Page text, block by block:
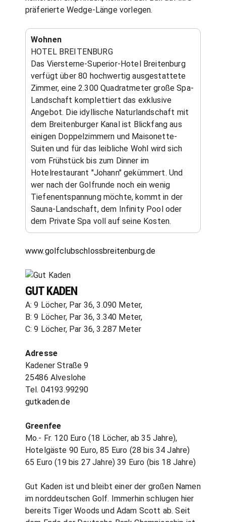
präferierte Wedge-Länge vorlegen.
Wohnen
HOTEL BREITENBURG
Das Viersterne-Superior-Hotel Breitenburg
verfügt über 80 hochwertig ausgestattete
Zimmer, eine 2.300 Quadratmeter große Spa-
Landschaft komplettiert das exklusive
Angebot. Die idyllische Naturlandschaft mit
dem Breitenburger Kanal ist Blickfang aus
einigen Doppelzimmern und Maisonette-
Suiten und für das leibliche Wohl wird sich
vom Frühstück bis zum Dinner im
Hotelrestaurant "Johann" gekümmert. Und
wer nach der Golfrunde noch ein wenig
Tiefenentspannung möchte, kommt in der
Sauna-Landschaft, dem Infinity Pool oder
dem Private Spa voll auf seine Kosten.
www.golfclubschlossbreitenburg.de
GUT KADEN
A: 9 Löcher, Par 36, 3.090 Meter,
B: 9 Löcher, Par 36, 3.340 Meter,
C: 9 Löcher, Par 36, 3.287 Meter
Adresse
Kadener Straße 9
25486 Alveslohe
Tel. 04193.99290
gutkaden.de
Greenfee
Mo.- Fr. 120 Euro (18 Löcher, ab 35 Jahre),
Hotelgäste 90 Euro, 85 Euro (28 bis 34 Jahre)
65 Euro (19 bis 27 Jahre) 39 Euro (bis 18 Jahre)
Gut Kaden ist und bleibt einer der großen Namen
im norddeutschen Golf. Immerhin schlugen hier
bereits Tiger Woods und Adam Scott ab. Seit